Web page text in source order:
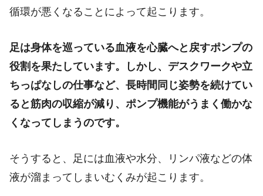
循環が悪くなることによって起こります。
足は身体を巡っている血液を心臓へと戻すポンプの
役割を果たしています。しかし、デスクワークや立
ちっぱなしの仕事など、長時間同じ姿勢を続けてい
ると筋肉の収縮が減り、ポンプ機能がうまく働かな
くなってしまうのです。
そうすると、足には血液や水分、リンパ液などの体
液が溜まってしまいむくみが起こります。